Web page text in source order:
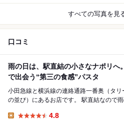
すべての写真を見
口コミ
雨の日は、駅直結の小さなナポリへ
で出会う“第三の食感”パスタ
小田急線と横浜線の連絡通路一番奥（タ
の並び）にあるお店です。 駅直結なので雨の日でも濡れずに移動できる
4.8